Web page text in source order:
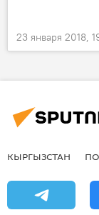
23 января 2018,
КЫРГЫЗСТАН